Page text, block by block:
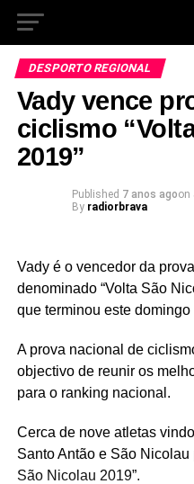
DESPORTO REGIONAL
Vady vence
ciclismo
2019”
Published 7 anos agoon
By radiorbrava
Vady é o vencedor da
denominado “Volta São
que terminou este
A prova nacional de
objectivo de reunir os
para o ranking nacional.
Cerca de nove atletas
Santo Antão e São Nicolau
São Nicolau 2019”.